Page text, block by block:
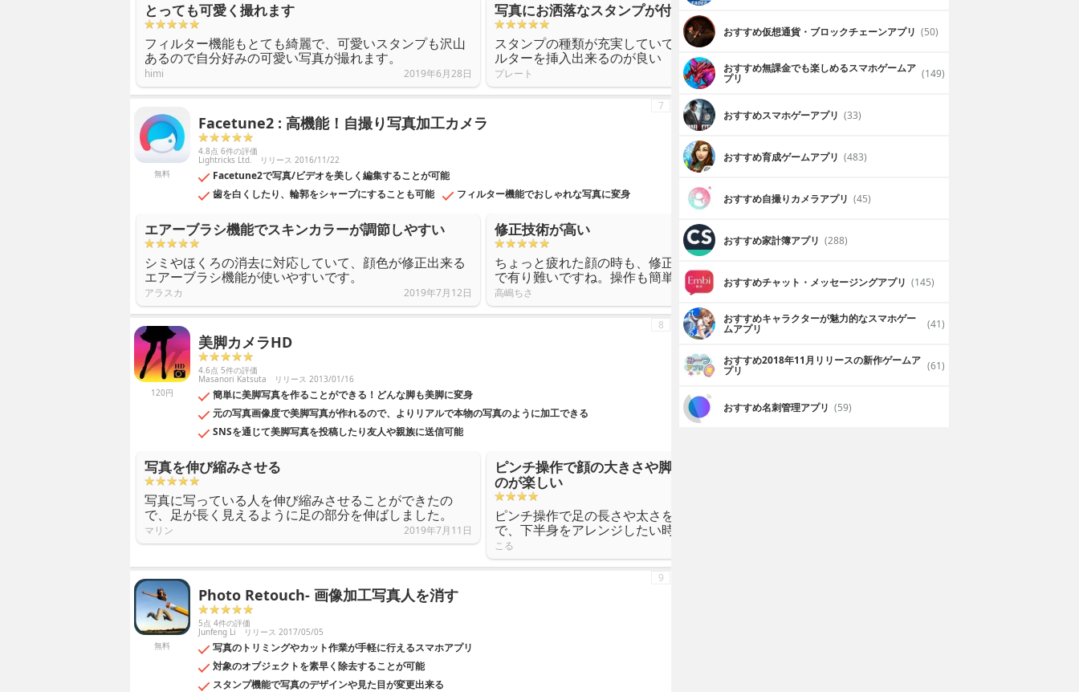
とっても可愛く撮れます
フィルター機能もとても綺麗で、可愛いスタンプも沢山
あるので自分好みの可愛い写真が撮れます。
himi 2019年6月28日
写真にお洒落なスタンプが付けられる
スタンプの種類が充実していて、写真に可愛らしいフィ
ルターを挿入出来るのが良い
プレート 2019年6月28日 せっちゃん
無料
Facetune2 : 高機能！自撮り写真加工カメラ
4.8点 6件の評価
Lightricks Ltd. リリース 2016/11/22
Facetune2で写真/ビデオを美しく編集することが可能
歯を白くしたり、輪郭をシャープにすることも可能
フィルター機能でおしゃれな写真に変身
7
エアーブラシ機能でスキンカラーが調節しやすい
シミやほくろの消去に対応していて、顔色が修正出来る
エアーブラシ機能が使いやすいです。
アラスカ 2019年7月12日
修正技術が高い
ちょっと疲れた顔の時も、修正ひとつで普通になれるの
で有り難いですね。操作も簡単です。
高嶋ちさ
います。長く使えそうです。
120円
美脚カメラHD
4.6点 5件の評価
Masanori Katsuta リリース 2013/01/16
簡単に美脚写真を作ることができる！どんな脚も美脚に変身
元の写真画像度で美脚写真が作れるので、よりリアルで本物の写真のように加工できる
SNSを通じて美脚写真を投稿したり友人や親族に送信可能
8
写真を伸び縮みさせる
写真に写っている人を伸び縮みさせることができたの
で、足が長く見えるように足の部分を伸ばしました。
マリン 2019年7月11日
ピンチ操作で顔の大きさや脚のラインを修正出来る
のが楽しい
ピンチ操作で足の長さや太さを調節する事が可能なの
で、下半身をアレンジしたい時に面白いです。
こる
無料
Photo Retouch- 画像加工写真人を消す
5点 4件の評価
Junfeng Li リリース 2017/05/05
写真のトリミングやカット作業が手軽に行えるスマホアプリ
対象のオブジェクトを素早く除去することが可能
スタンプ機能で写真のデザインや見た目が変更出来る
9
おすすめ仮想通貨・ブロックチェーンアプリ (50)
おすすめ無課金でも楽しめるスマホゲームア
プリ (149)
おすすめスマホゲーアプリ (33)
おすすめ育成ゲームアプリ (483)
おすすめ自撮りカメラアプリ (45)
おすすめ家計簿アプリ (288)
おすすめチャット・メッセージングアプリ (145)
おすすめキャラクターが魅力的なスマホゲー
ムアプリ (41)
おすすめ2018年11月リリースの新作ゲームア
プリ (61)
おすすめ名刺管理アプリ (59)